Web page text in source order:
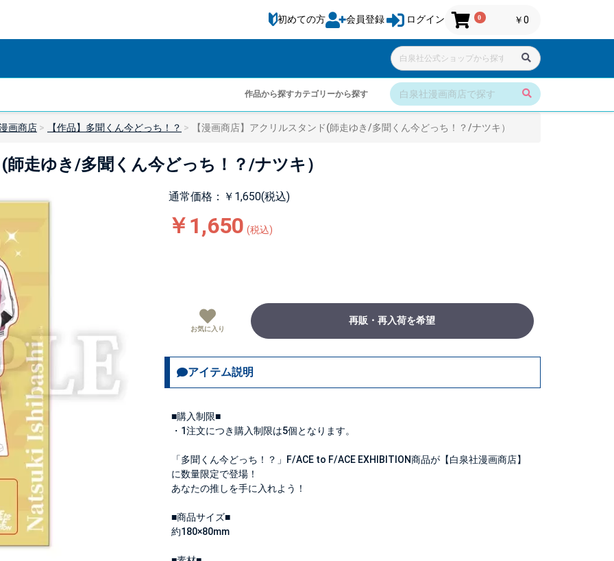
初めての方 会員登録 ログイン 0 ￥0
作品から探すカテゴリーから探す
画商店 【作品】多聞くん今どっち！？ 【漫画商店】アクリルスタンド(師走ゆき/多聞くん今どっち！？/ナツキ）
師走ゆき/多聞くん今どっち！？/ナツキ）
通常価格：￥1,650(税込)
￥1,650 (税込)
お気に入り
再販・再入荷を希望
アイテム説明
■購入制限■
・1注文につき購入制限は5個となります。
「多聞くん今どっち！？」F/ACE to F/ACE EXHIBITION商品が【白泉社漫画商店】
に数量限定で登場！
あなたの推しを手に入れよう！
■商品サイズ■
約180×80mm